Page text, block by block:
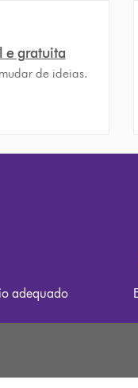
e gratuita
de ideias.
adequado